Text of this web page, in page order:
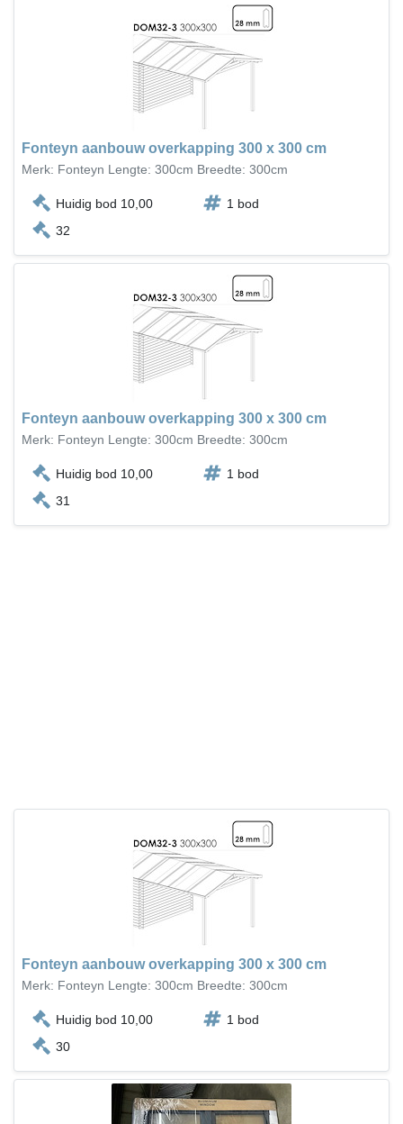
Fonteyn aanbouw overkapping 300 x 300 cm
Merk: Fonteyn Lengte: 300cm Breedte: 300cm
Huidig bod 10,00
1 bod
32
Fonteyn aanbouw overkapping 300 x 300 cm
Merk: Fonteyn Lengte: 300cm Breedte: 300cm
Huidig bod 10,00
1 bod
31
Fonteyn aanbouw overkapping 300 x 300 cm
Merk: Fonteyn Lengte: 300cm Breedte: 300cm
Huidig bod 10,00
1 bod
30